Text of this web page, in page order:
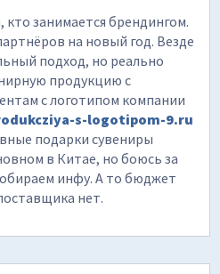
занимается брендингом.
на новый год. Везде
подход, но реально
продукцию с
с логотипом компании
s-logotipom-9.ru
подарки сувениры
в Китае, но боюсь за
инфу. А то бюджет
нет.